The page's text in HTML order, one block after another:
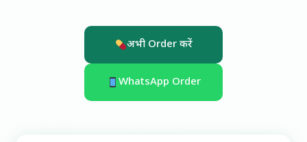
अभी Order करें
WhatsApp Order